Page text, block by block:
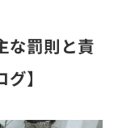
な罰則と責
】